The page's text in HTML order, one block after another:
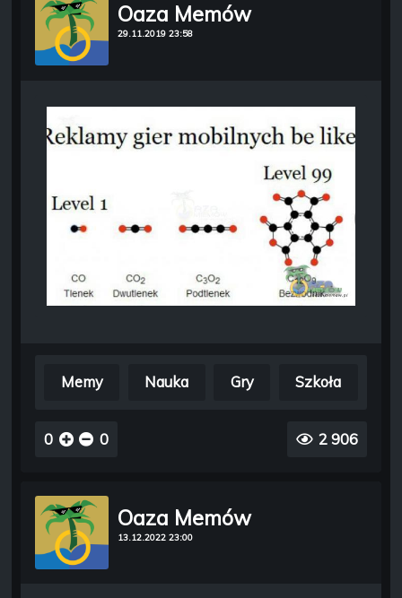
Oaza Memów
29.11.2019 23:58
Memy Nauka Gry Szkoła
0 0 2 906
Oaza Memów
13.12.2022 23:00